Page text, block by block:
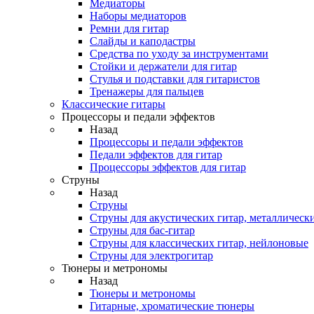
Медиаторы
Наборы медиаторов
Ремни для гитар
Слайды и каподастры
Средства по уходу за инструментами
Стойки и держатели для гитар
Стулья и подставки для гитаристов
Тренажеры для пальцев
Классические гитары
Процессоры и педали эффектов
Назад
Процессоры и педали эффектов
Педали эффектов для гитар
Процессоры эффектов для гитар
Струны
Назад
Струны
Струны для акустических гитар,
Струны для бас-гитар
Струны для классических гитар, нейлоновые
Струны для электрогитар
Тюнеры и метрономы
Назад
Тюнеры и метрономы
Гитарные, хроматические тюнеры